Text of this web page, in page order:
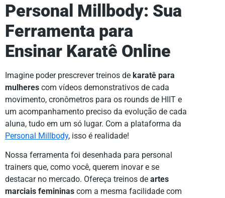
Personal Millbody: Sua
Ferramenta para
Ensinar Karatê Online
Imagine poder prescrever treinos de karatê para
mulheres com vídeos demonstrativos de cada
movimento, cronômetros para os rounds de HIIT e
um acompanhamento preciso da evolução de cada
aluna, tudo em um só lugar. Com a plataforma da
Personal Millbody, isso é realidade!
Nossa ferramenta foi desenhada para personal
trainers que, como você, querem inovar e se
destacar no mercado. Ofereça treinos de artes
marciais femininas com a mesma facilidade com